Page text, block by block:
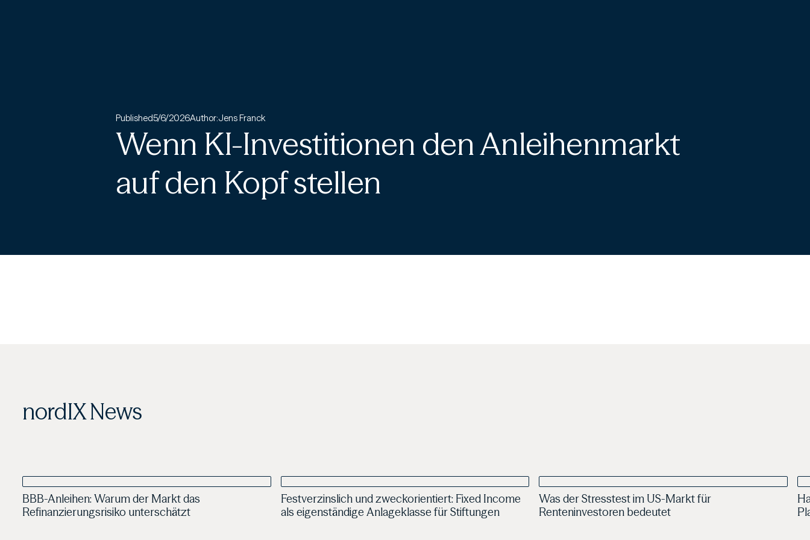
Published5/6/2026Author:Jens Franck
Wenn KI-Investitionen den Anleihenmarkt
auf den Kopf stellen
nordIX News
Jens Franck
BBB-Anleihen: Warum der Markt das
Refinanzierungsrisiko unterschätzt
Jens Franck
Festverzinslich und zweckorientiert: Fixed Income
als eigenständige Anlageklasse für Stiftungen
Jens Franck
Was der Stresstest im US-Markt für
Renteninvestoren bedeutet